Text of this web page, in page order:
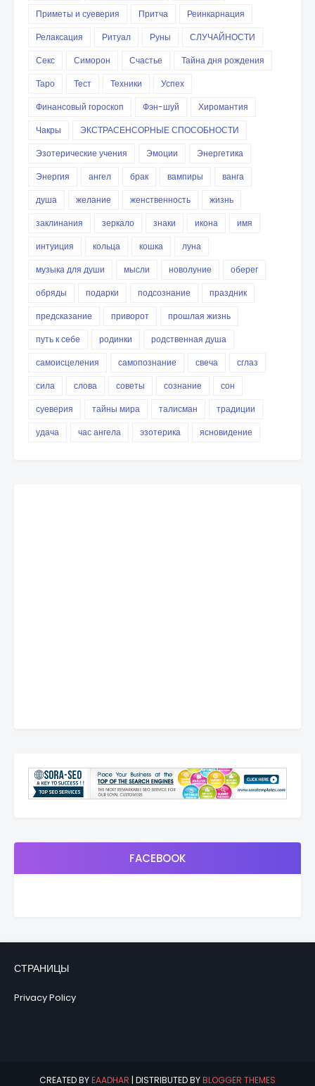
Приметы и суеверия
Притча
Реинкарнация
Релаксация
Ритуал Руны
СЛУЧАЙНОСТИ
Секс
Симорон Счастье
Тайна дня рождения
Таро
Тест Техники
Успех
Финансовый гороскоп
Фэн-шуй
Хиромантия
Чакры
ЭКСТРАСЕНСОРНЫЕ СПОСОБНОСТИ
Эзотерические учения
Эмоции
Энергетика
Энергия
ангел брак вампиры
ванга
душа
желание женственность
жизнь
заклинания
зеркало знаки икона
имя
интуиция
кольца кошка
луна
музыка для души
мысли новолуние
оберег
обряды
подарки подсознание
праздник
предсказание
приворот
прошлая жизнь
путь к себе
родинки
родственная душа
самоисцеления
самопознание свеча
сглаз
сила
слова советы сознание
сон
суеверия
тайны мира талисман
традиции
удача
час ангела эзотерика ясновидение
FACEBOOK
СТРАНИЦЫ
Privacy Policy
CREATED BYEAADHAR | DISTRIBUTED BYBLOGGER THEMES